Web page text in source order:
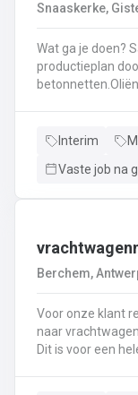
Snaaskerke,
Wat ga je doen? Samen met je ploegchef het
productieplan
klaar zijn voor
Interim
Vaste job na
Berchem,
Voor onze klant
naar
Dit is voor een hele snelle